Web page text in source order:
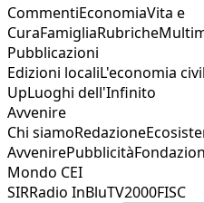
CommentiEconomiaVita e
CuraFamigliaRubriche
Pubblicazioni
Edizioni localiL'economia
UpLuoghi dell'Infinito
Avvenire
Chi siamoRedazione
AvvenirePubblicità
Mondo CEI
SIRRadio InBluTV2000FISC